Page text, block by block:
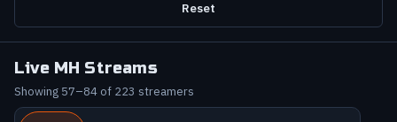
Reset
Live MH Streams
Showing 57–84 of 223 streamers